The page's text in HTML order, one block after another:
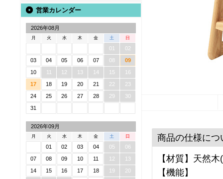
営業カレンダー
2026年08月
月 火 水 木 金 土 日
01
02
03
04 05 06 07 08
09
10
11 12 13 14 15
16
17
18 19 20 21 22
23
24
25 26 27 28 29
30
31
2026年09月
月 火 水 木 金 土 日
01 02 03 04 05
06
07
08 09 10 11 12
13
14
15 16 17 18 19
20
商品の仕様につ
【材質】天然
【機能】